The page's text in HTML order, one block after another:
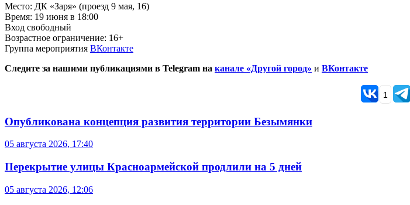
Место: ДК «Заря» (проезд 9 мая, 16)
Время: 19 июня в 18:00
Вход свободный
Возрастное ограничение: 16+
Группа мероприятия ВКонтакте
Следите за нашими публикациями в Telegram на канале «Другой город» и ВКонтакте
1
Опубликована концепция развития территории Безымянки
05 августа 2026, 17:40
Перекрытие улицы Красноармейской продлили на 5 дней
05 августа 2026, 12:06